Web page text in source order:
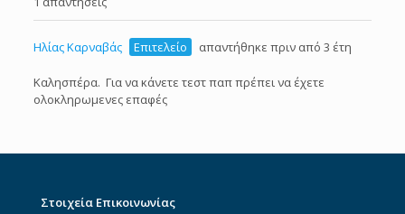
Ηλίας Καρναβάς Επιτελείο απαντήθηκε πριν από 3 έτη
Καλησπέρα. Για να κάνετε τεστ παπ πρέπει να έχετε
ολοκληρωμενες επαφές
Στοιχεία Επικοινωνίας